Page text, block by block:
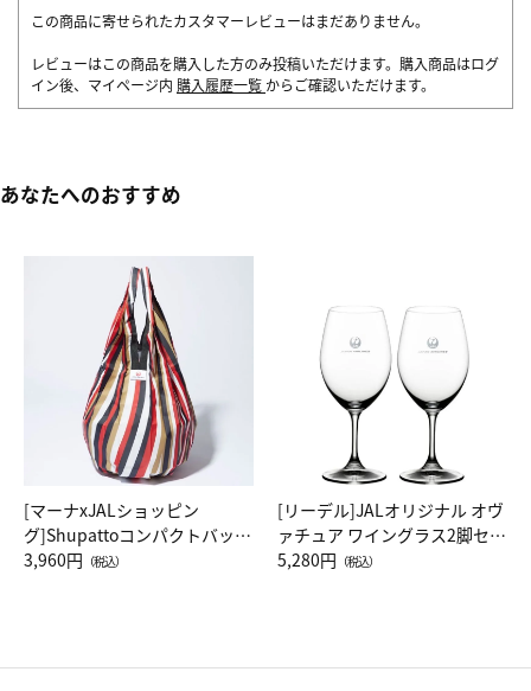
この商品に寄せられたカスタマーレビューはまだありません。
レビューはこの商品を購入した方のみ投稿いただけます。購入商品はログ
イン後、マイページ内 購入履歴一覧 からご確認いただけます。
あなたへのおすすめ
[マーナxJALショッピン
グ]Shupattoコンパクトバッグ
Drop JAL客室乗務員（LC）ス
3,960円 （税込）
[リーデル]JALオリジナル オヴ
ァチュア ワイングラス2脚セッ
ト（レッドワイン）
5,280円 （税込）